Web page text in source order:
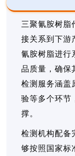
三聚氰胺树脂
接关系到下游
氰胺树脂进行
品质量，确保
检测服务涵盖
验等多个环节
撑。
检测机构配备
够按照国家标